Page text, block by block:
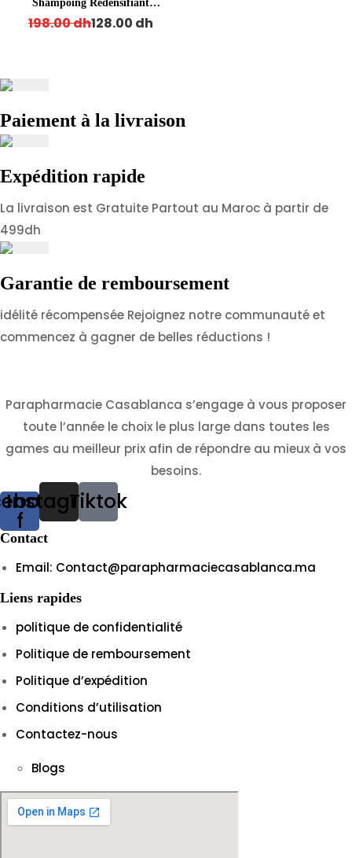
Shampoing Redensifiant
Cheveux Clairsemés Flacon
198.00dhOriginal price was: 198.00 dh.
128.00 dh
Paiement à la livraison
Expédition rapide
La livraison est Gratuite Partout au Maroc à partir de
499dh
Garantie de remboursement
idélité récompensée Rejoignez notre communauté et
commencez à gagner de belles réductions !
Parapharmacie Casablanca s’engage à vous proposer
toute l’année le choix le plus large dans toutes les
games au meilleur prix afin de répondre au mieux à vos
besoins.
f
Instagram
Tiktok
Contact
Email: Contact@parapharmaciecasablanca.ma
Liens rapides
politique de confidentialité
Politique de remboursement
Politique d’expédition
Conditions d’utilisation
Contactez-nous
Blogs